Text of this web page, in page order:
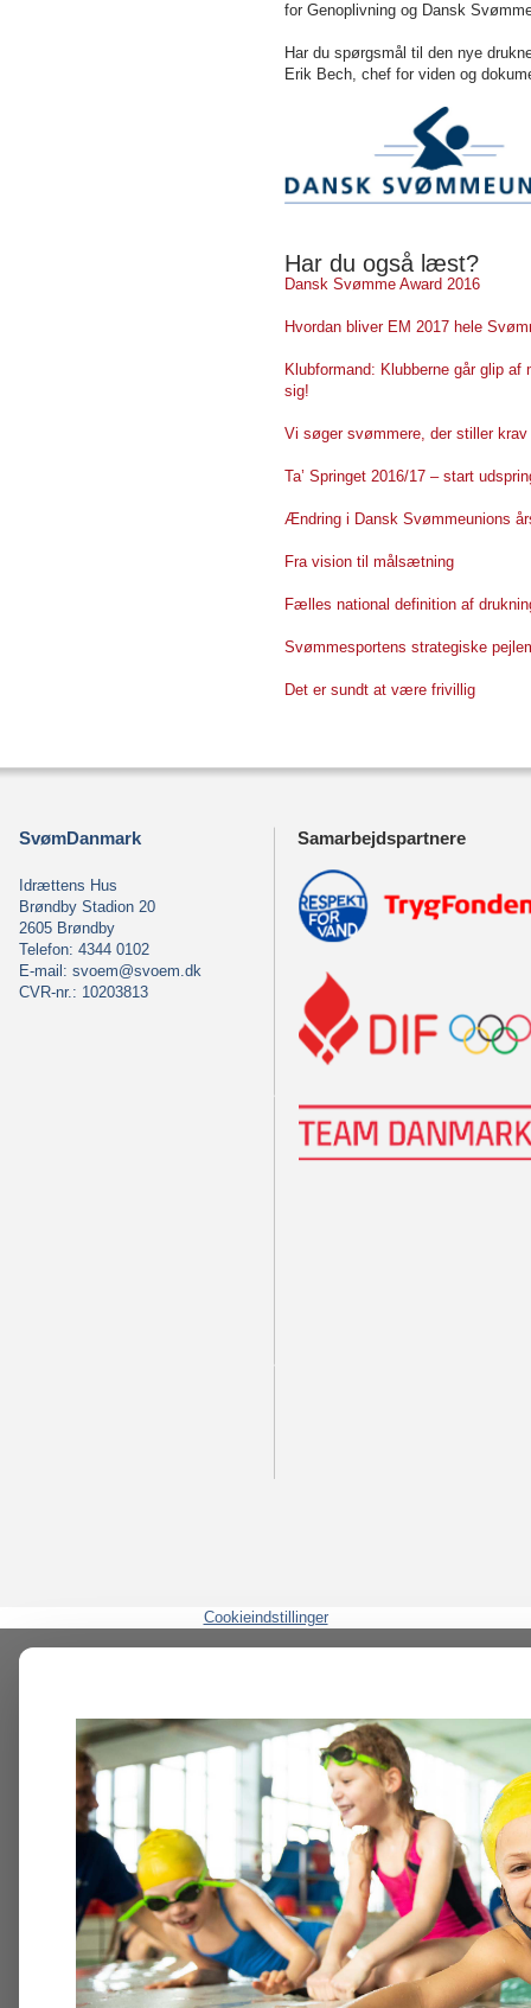
for Genoplivning og Dansk
Har du spørgsmål til den nye
Erik Bech, chef for viden og
Har du også læst?
Dansk Svømme Award 2016
Hvordan bliver EM 2017 hele
Klubformand: Klubberne går glip
sig!
Vi søger svømmere, der stiller
Ta’ Springet 2016/17 – start
Ændring i Dansk Svømmeunions
Fra vision til målsætning
Fælles national definition af
Svømmesportens strategiske
Det er sundt at være frivillig
SvømDanmark
Idrættens Hus
Brøndby Stadion 20
2605 Brøndby
Telefon: 4344 0102
E-mail: svoem@svoem.dk
CVR-nr.: 10203813
Samarbejdspartnere
Cookieindstillinger